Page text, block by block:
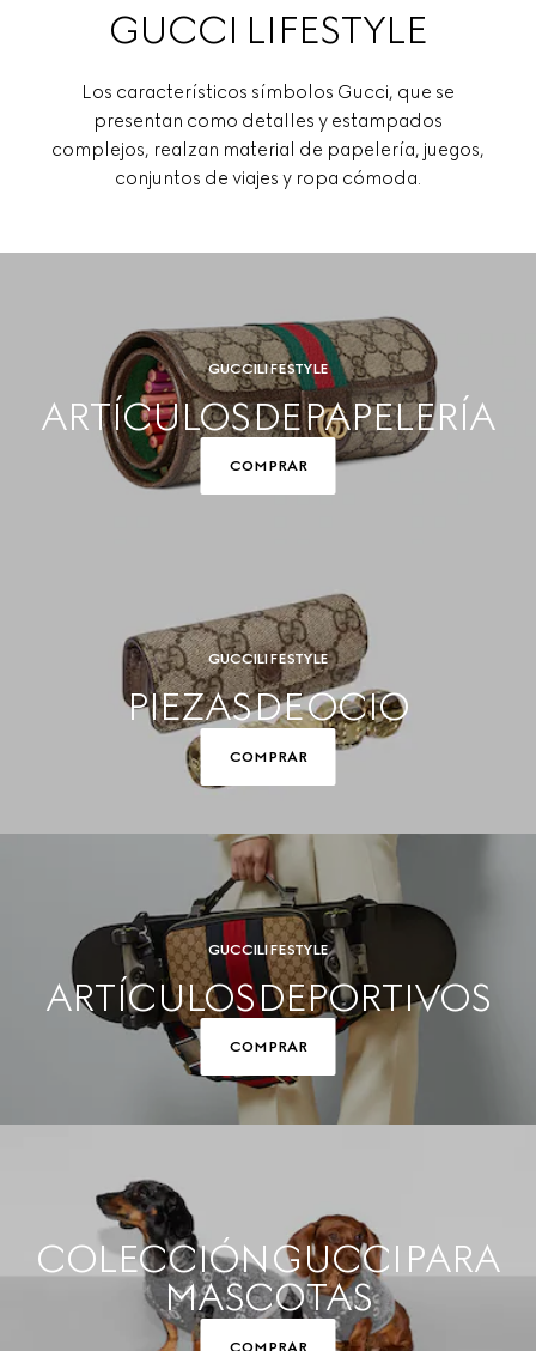
GUCCI LIFESTYLE
Los característicos símbolos Gucci, que se
presentan como detalles y estampados
complejos, realzan material de papelería, juegos,
conjuntos de viajes y ropa cómoda.
GUCCI LIFESTYLE
ARTÍCULOS DE PAPELERÍA
COMPRAR
GUCCI LIFESTYLE
PIEZAS DE OCIO
COMPRAR
GUCCI LIFESTYLE
ARTÍCULOS DEPORTIVOS
COMPRAR
COLECCIÓN GUCCI PARA
MASCOTAS
COMPRAR